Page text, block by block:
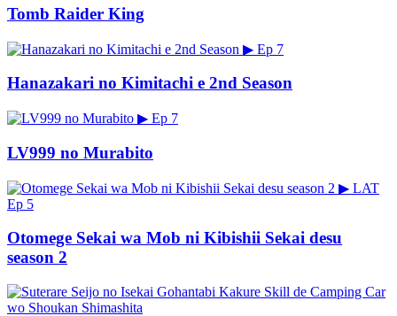
Tomb Raider King
▶ Ep 7
Hanazakari no Kimitachi e 2nd Season
▶ Ep 7
LV999 no Murabito
▶ LAT
Ep 5
Otomege Sekai wa Mob ni Kibishii Sekai desu
season 2